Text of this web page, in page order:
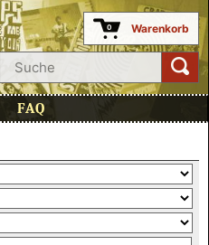
0 Warenkorb
FAQ